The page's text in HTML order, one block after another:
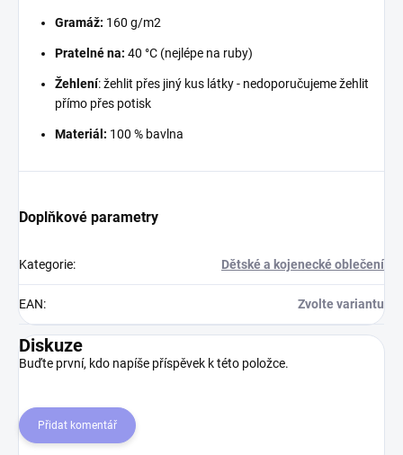
Gramáž: 160 g/m2
Pratelné na: 40 °C (nejlépe na ruby)
Žehlení: žehlit přes jiný kus látky - nedoporučujeme žehlit
přímo přes potisk
Materiál: 100 % bavlna
Doplňkové parametry
Kategorie: Dětské a kojenecké oblečení
EAN: Zvolte variantu
Diskuze
Buďte první, kdo napíše příspěvek k této položce.
Přidat komentář